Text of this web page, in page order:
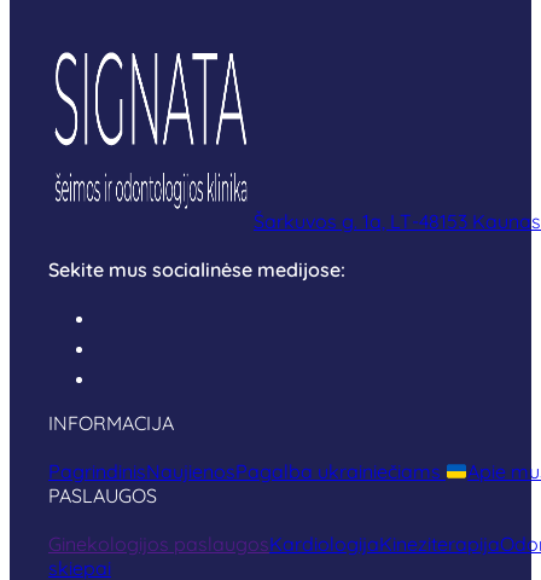
Šarkuvos g. 1a, LT-48153 Kaunas
Sekite mus socialinėse medijose:
INFORMACIJA
PagrindinisNaujienosPagalba ukrainiečiams
Apie
PASLAUGOS
Ginekologijos paslaugosKardiologijaKineziterapija
skiepai